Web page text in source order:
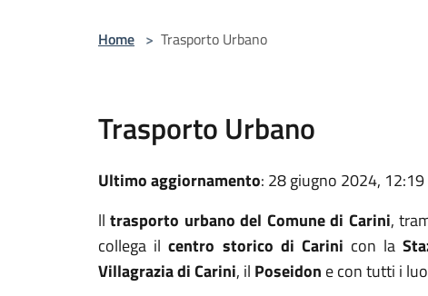
Home > Trasporto Urbano
Trasporto Urbano
Ultimo aggiornamento: 28 giugno 2024, 12:19
lltrasporto urbano del Comune di Carini,
collega ilcentro storico di Carini con la
Villagrazia di Carini, il Poseidon e con tutti i